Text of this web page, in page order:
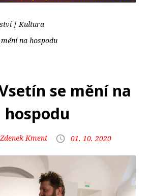
Kultura
na hospodu
se mění na
hospodu
Zdenek Kment 01. 10. 2020